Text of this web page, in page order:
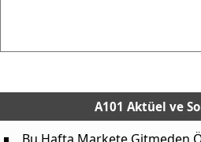
A101 Aktüel ve